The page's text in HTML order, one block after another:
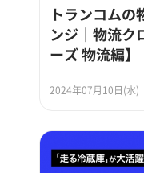
トランコムの
ンジ｜物流ク
ーズ 物流編】
2024年07月10日(水)